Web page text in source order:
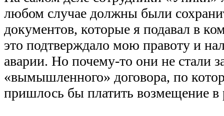
любом случае должны были
документов, которые я подавал в
это подтверждало мою правоту и
аварии. Но почему-то они не стали
«вымышленного» договора, по
пришлось бы платить возмещение в